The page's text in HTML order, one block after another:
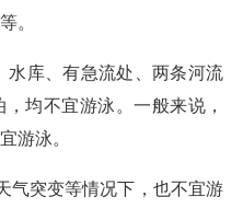
。
水库、有急流处、两条河流
均不宜游泳。一般来说，
游泳。
气突变等情况下，也不宜游